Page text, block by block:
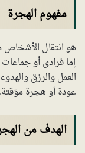
مفهوم الهجرة
هو انتقال
إما فرادى أو
العمل والرزق
عودة أو هجرة مؤقتة.
الهدف من